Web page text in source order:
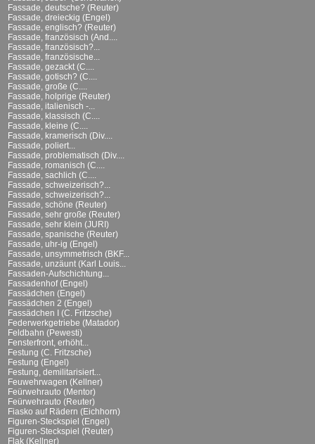
Fassade, deutsche? (Reuter)
Fassade, dreieckig (Engel)
Fassade, englisch? (Reuter)
Fassade, französisch (And....
Fassade, französisch?...
Fassade, französische...
Fassade, gezackt (C....
Fassade, gotisch? (C....
Fassade, große (C....
Fassade, holprige (Reuter)
Fassade, italienisch -...
Fassade, klassisch (C....
Fassade, kleine (C....
Fassade, kramerisch (Div....
Fassade, poliert...
Fassade, problematisch (Div....
Fassade, romanisch (C....
Fassade, sachlich (C....
Fassade, schweizerisch?...
Fassade, schweizerisch?...
Fassade, schöne (Reuter)
Fassade, sehr große (Reuter)
Fassade, sehr klein (JURI)
Fassade, spanische (Reuter)
Fassade, uhr-ig (Engel)
Fassade, unsymmetrisch (BKF...
Fassade, unzäunt (Karl Louis...
Fassaden-Aufschichtung...
Fassadenhof (Engel)
Fassädchen (Engel)
Fassädchen 2 (Engel)
Fassädchen I (C. Fritzsche)
Federwerkgetriebe (Matador)
Feldbahn (Pewesti)
Fensterfront, erhöht...
Festung (C. Fritzsche)
Festung (Engel)
Festung, demilitarisiert...
Feuwehrwagen (Kellner)
Feürwehrauto (Mentor)
Feürwehrauto (Reuter)
Fiasko auf Rädern (Eichhorn)
Figuren-Steckspiel (Engel)
Figuren-Steckspiel (Reuter)
Flak (Kellner)